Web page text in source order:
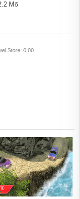
Мб
Store: 0.00